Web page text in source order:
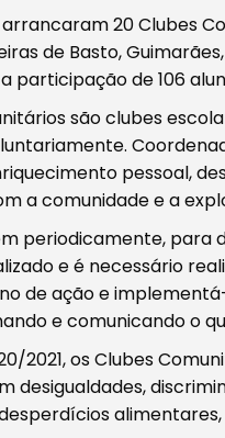
20 Clubes
de Basto,
participação de 106
são clubes
pessoal,
a comunidade e a
periodicamente, para
e é necessário
de ação e
e comunicando o
2021, os Clubes
desigualdades,